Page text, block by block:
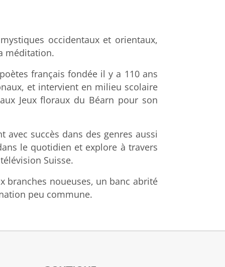
occidentaux et orientaux,
méditation.
français fondée il y a 110 ans
et intervient en milieu scolaire
Jeux floraux du Béarn pour son
avec succès dans des genres aussi
le quotidien et explore à travers
Suisse.
branches noueuses, un banc abrité
peu commune.